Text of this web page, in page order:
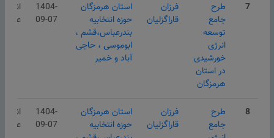
7
طرح
جامع
توسعه
انرژی
خورشیدی
در استان
هرمزگان
فرزان
قاراگزلیان
استان هرمزگان
حوزه انتخابیه
بندرعباس،قشم ،
ابوموسی ، حاجی
آباد و خمیر
1404-
09-07
انتشار
8
طرح
جامع
فرزان
قاراگزلیان
استان هرمزگان
حوزه انتخابیه
1404-
09-07
انتشار